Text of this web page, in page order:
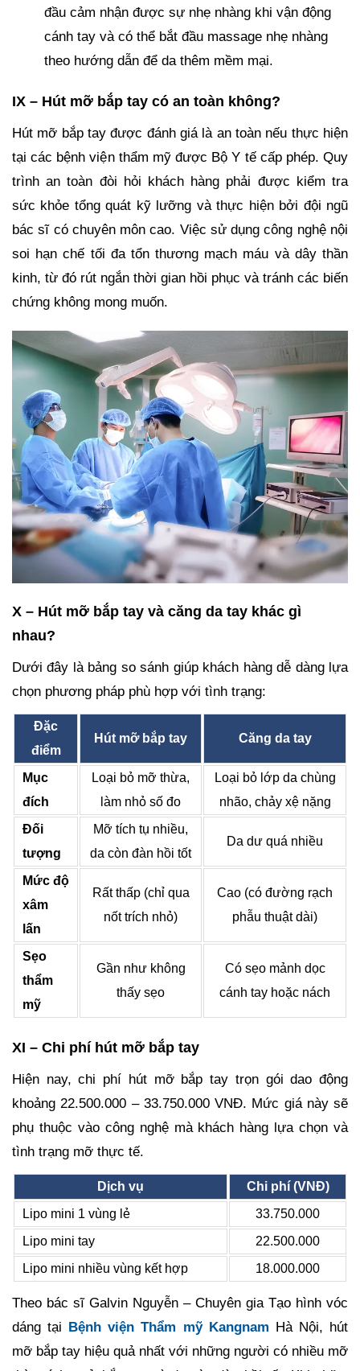
đầu cảm nhận được sự nhẹ nhàng khi vận động
cánh tay và có thể bắt đầu massage nhẹ nhàng
theo hướng dẫn để da thêm mềm mại.
IX – Hút mỡ bắp tay có an toàn không?
Hút mỡ bắp tay được đánh giá là an toàn nếu thực hiện
tại các bệnh viện thẩm mỹ được Bộ Y tế cấp phép. Quy
trình an toàn đòi hỏi khách hàng phải được kiểm tra
sức khỏe tổng quát kỹ lưỡng và thực hiện bởi đội ngũ
bác sĩ có chuyên môn cao. Việc sử dụng công nghệ nội
soi hạn chế tối đa tổn thương mạch máu và dây thần
kinh, từ đó rút ngắn thời gian hồi phục và tránh các biến
chứng không mong muốn.
X – Hút mỡ bắp tay và căng da tay khác gì
nhau?
Dưới đây là bảng so sánh giúp khách hàng dễ dàng lựa
chọn phương pháp phù hợp với tình trạng:
Đặc
điểm
Hút mỡ bắp tay Căng da tay
Mục
đích
Loại bỏ mỡ thừa,
làm nhỏ số đo
Loại bỏ lớp da chùng
nhão, chảy xệ nặng
Đối
tượng
Mỡ tích tụ nhiều,
da còn đàn hồi tốt
Da dư quá nhiều
Mức độ
xâm
lấn
Rất thấp (chỉ qua
nốt trích nhỏ)
Cao (có đường rạch
phẫu thuật dài)
Sẹo
thẩm
mỹ
Gần như không
thấy sẹo
Có sẹo mảnh dọc
cánh tay hoặc nách
XI – Chi phí hút mỡ bắp tay
Hiện nay, chi phí hút mỡ bắp tay trọn gói dao động
khoảng 22.500.000 – 33.750.000 VNĐ. Mức giá này sẽ
phụ thuộc vào công nghệ mà khách hàng lựa chọn và
tình trạng mỡ thực tế.
Dịch vụ
Chi phí (VNĐ)
Lipo mini 1 vùng lẻ
33.750.000
Lipo mini tay
22.500.000
Lipo mini nhiều vùng kết hợp
18.000.000
Theo bác sĩ Galvin Nguyễn – Chuyên gia Tạo hình vóc
dáng tại Bệnh viện Thẩm mỹ Kangnam Hà Nội, hút
mỡ bắp tay hiệu quả nhất với những người có nhiều mỡ